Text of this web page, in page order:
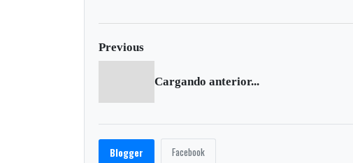
Previous
Cargando anterior...
Blogger Facebook